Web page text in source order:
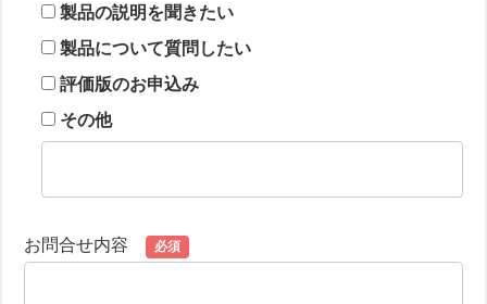
製品の説明を聞きたい
製品について質問したい
評価版のお申込み
その他
お問合せ内容 必須